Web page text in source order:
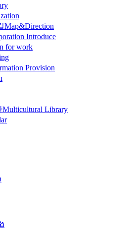
Map&Direction
Introduce
for work
Provision
Multicultural Library